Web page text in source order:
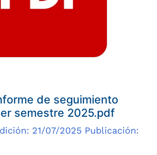
de seguimiento
semestre 2025.pdf
21/07/2025 Publicación: